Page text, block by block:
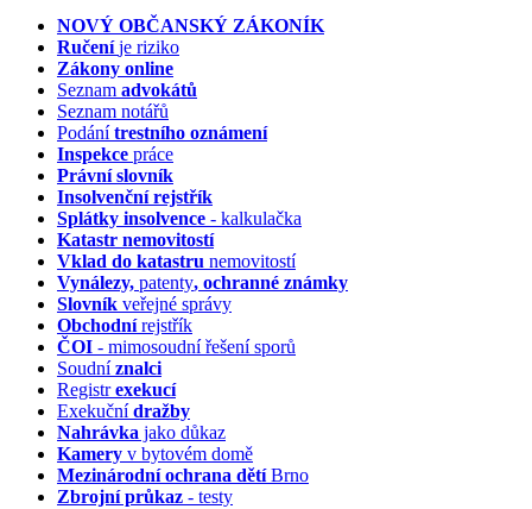
NOVÝ OBČANSKÝ ZÁKONÍK
Ručeníje riziko
Zákony online
Seznam advokátů
Seznam notářů
Podánítrestního oznámení
Inspekce práce
Právní slovník
Insolvenčnírejstřík
Splátky insolvence - kalkulačka
Katastr nemovitostí
Vklad do katastru nemovitostí
Vynálezy, patenty, ochranné známky
Slovník veřejné správy
Obchodnírejstřík
ČOI - mimosoudní řešení sporů
Soudníznalci
Registrexekucí
Exekučnídražby
Nahrávka jako důkaz
Kamery v bytovém domě
Mezinárodní ochrana dětíBrno
Zbrojní průkaz - testy